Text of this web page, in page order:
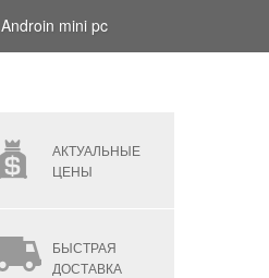
Androin mini pc
АКТУАЛЬНЫЕ
ЦЕНЫ
БЫСТРАЯ
ДОСТАВКА